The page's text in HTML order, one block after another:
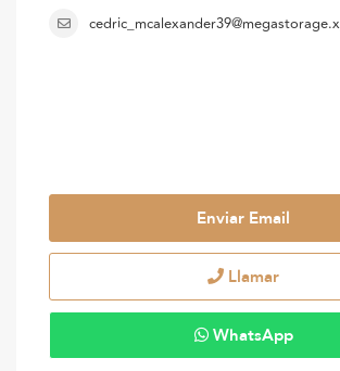
Enviar Email
Llamar
WhatsApp